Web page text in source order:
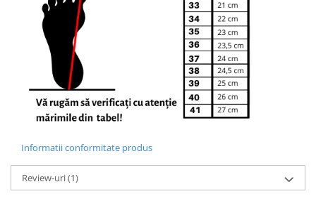
Informatii conformitate produs
Review-uri(1)